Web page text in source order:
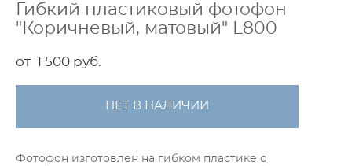
Гибкий пластиковый фотофон
"Коричневый, матовый" L800
от 1 500 pуб.
НЕТ В НАЛИЧИИ
Фотофон изготовлен на гибком пластике с